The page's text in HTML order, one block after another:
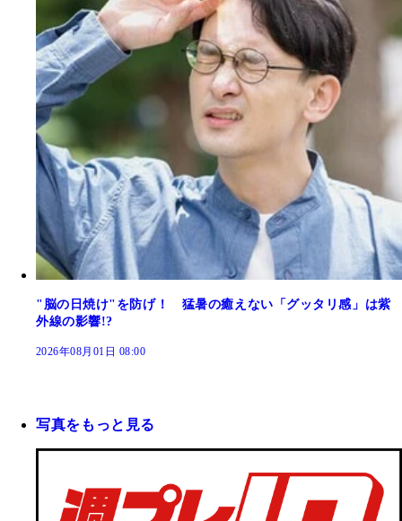
"脳の日焼け"を防げ！ 猛暑の癒えない「グッタリ感」は紫
外線の影響!?
2026年08月01日 08:00
写真をもっと見る